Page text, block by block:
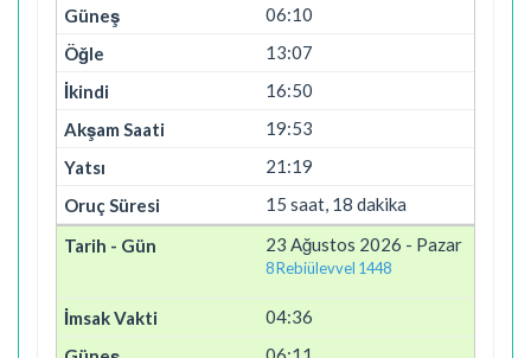
06:10
13:07
16:50
19:53
21:19
15 saat, 18 dakika
23 Ağustos 2026 - Pazar
8 Rebiülevvel 1448
04:36